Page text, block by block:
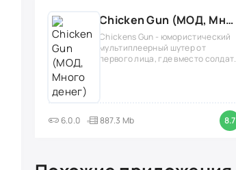
Chicken Gun (МОД, Много денег)
Chickens Gun - юмористический
мультиплеерный шутер от
первого лица, где вместо солдат
6.0.0 887.3 Mb 8.7